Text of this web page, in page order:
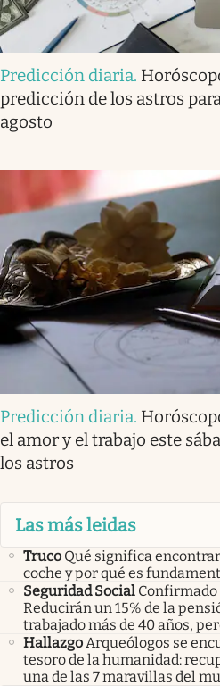
Predicción diaria.
predicción de los astros
agosto
Predicción diaria.
el amor y el trabajo este
los astros
Las más leidas
Truco Qué significa
coche y por qué es
Seguridad Social Confirmado
Reducirán un 15% de la
trabajado más de 40 años,
HallazgoArqueólogos se
tesoro de la humanidad:
una de las 7 maravillas del